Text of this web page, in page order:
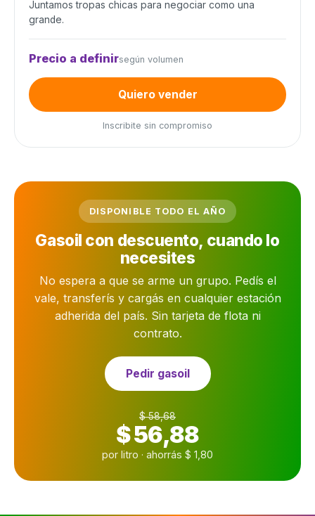
Juntamos tropas chicas para negociar como una
grande.
Precio a definirsegún volumen
Quiero vender
Inscribite sin compromiso
DISPONIBLE TODO EL AÑO
Gasoil con descuento, cuando lo
necesites
No espera a que se arme un grupo. Pedís el
vale, transferís y cargás en cualquier estación
adherida del país. Sin tarjeta de flota ni
contrato.
Pedir gasoil
$ 58,68
$ 56,88
por litro · ahorrás $ 1,80